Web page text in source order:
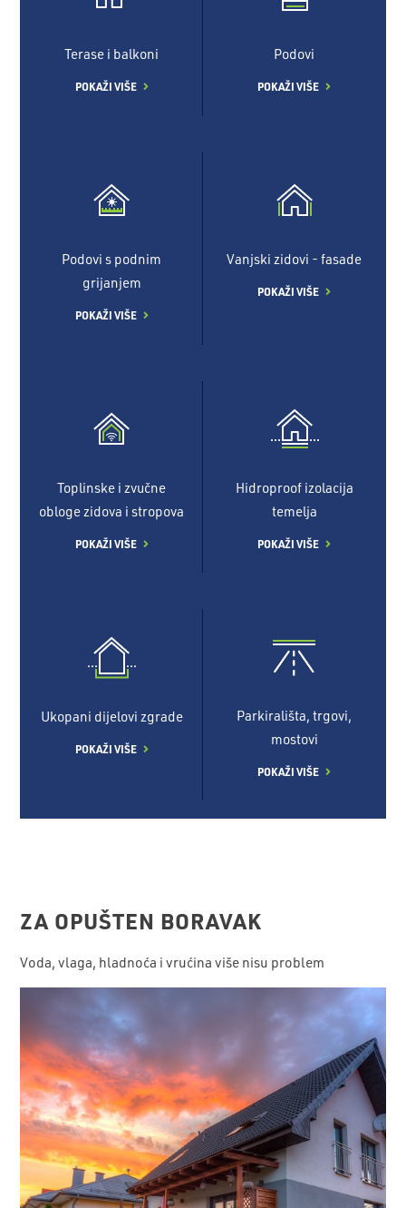
Terase i balkoni
POKAŽI VIŠE
Podovi
POKAŽI VIŠE
Podovi s podnim
grijanjem
POKAŽI VIŠE
Vanjski zidovi - fasade
POKAŽI VIŠE
Toplinske i zvučne
obloge zidova i stropova
POKAŽI VIŠE
Hidroproof izolacija
temelja
POKAŽI VIŠE
Ukopani dijelovi zgrade
POKAŽI VIŠE
Parkirališta, trgovi,
mostovi
POKAŽI VIŠE
ZA OPUŠTEN BORAVAK
Voda, vlaga, hladnoća i vrućina više nisu problem